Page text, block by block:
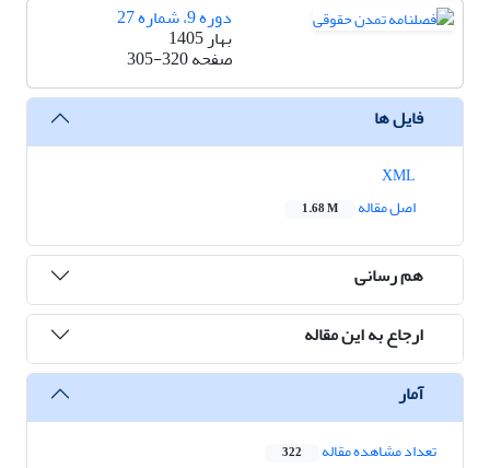
دوره 9، شماره 27
بهار 1405
صفحه305-320
فایل ها
اصل مقاله
1.68 M
هم رسانی
ارجاع به این مقاله
آمار
تعداد مشاهده مقاله 322